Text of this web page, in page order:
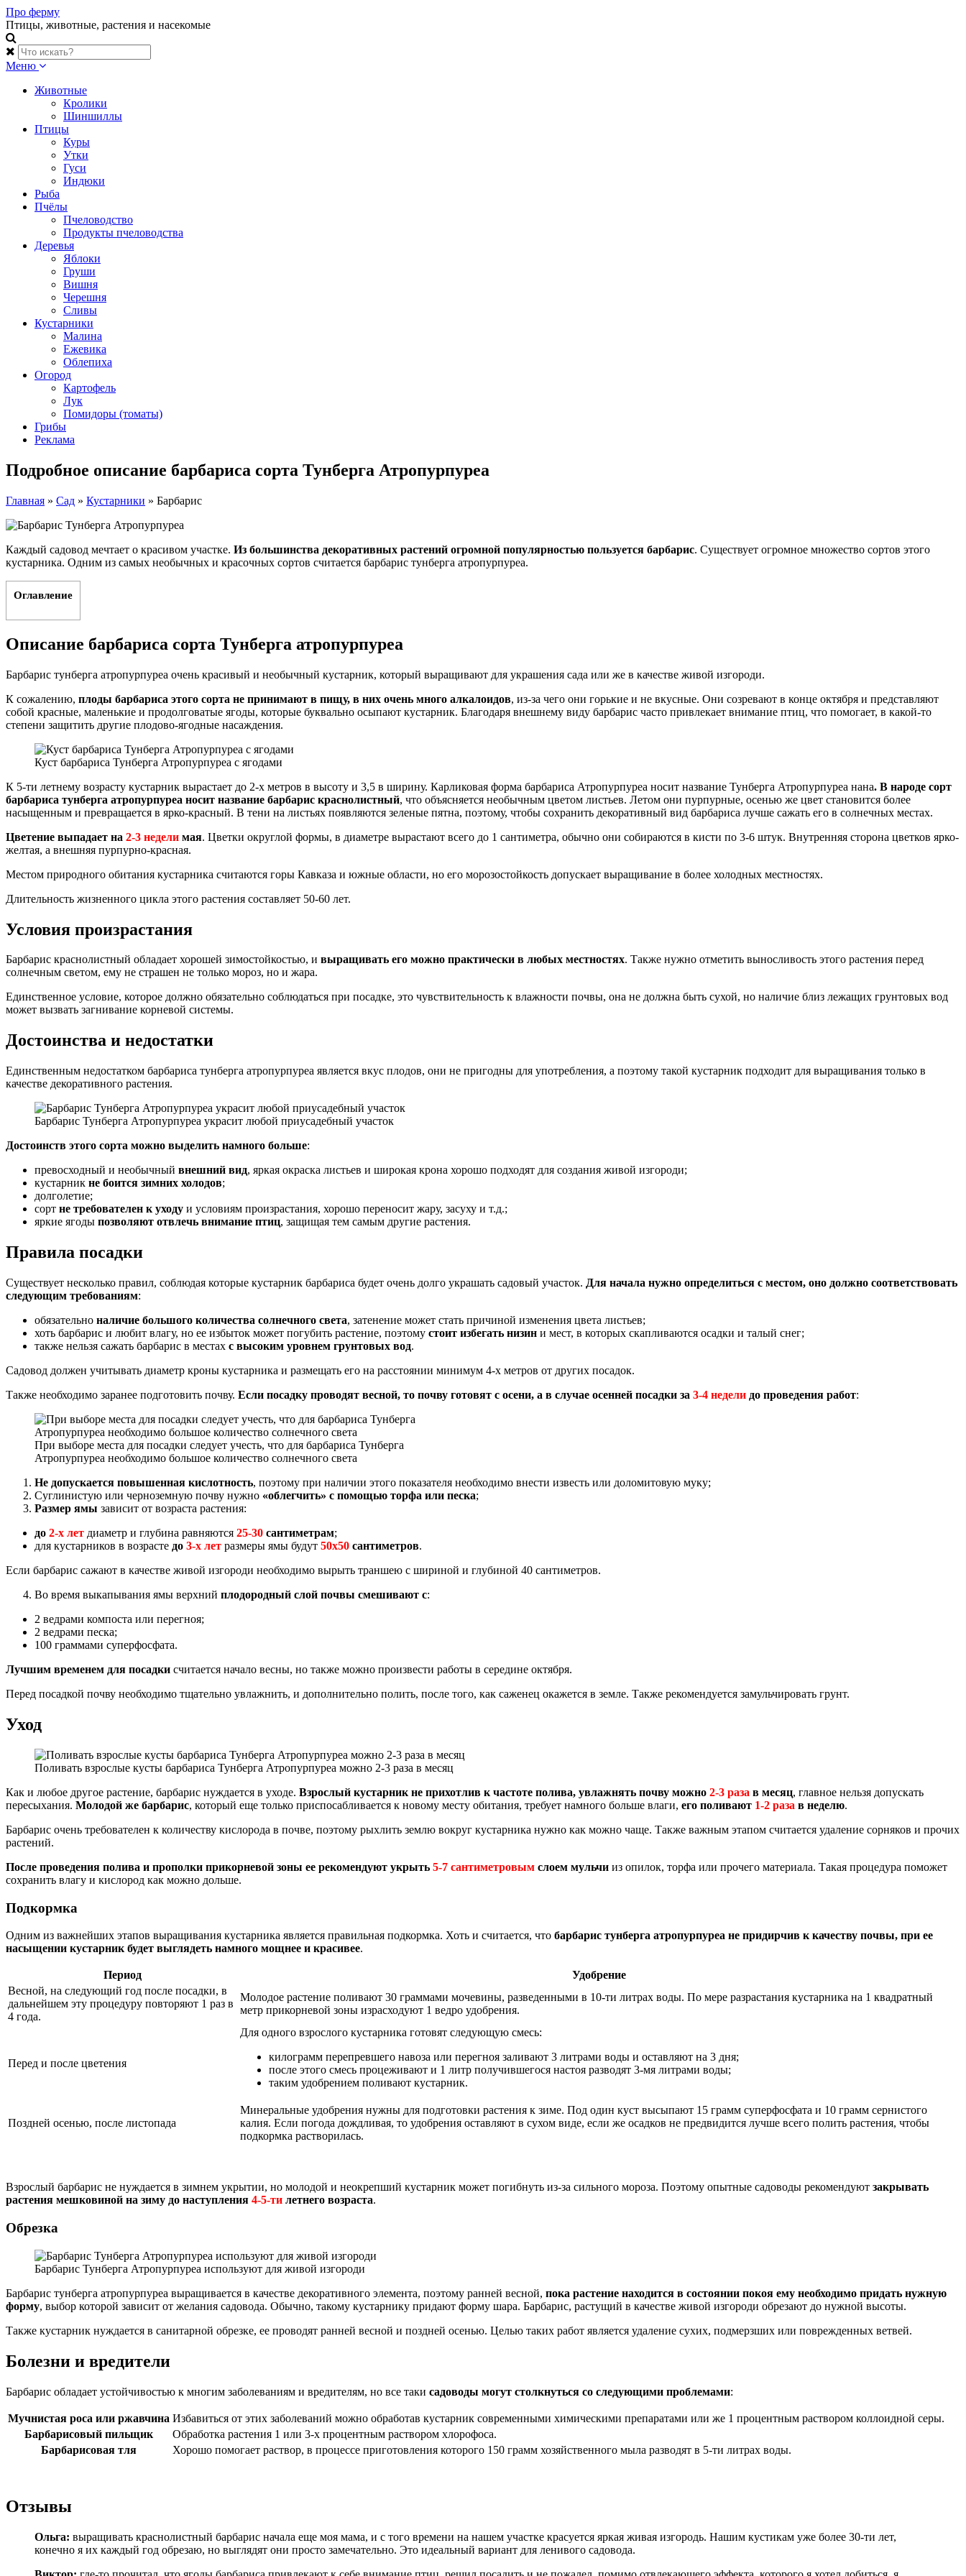
Skip
to
content
Про ферму
Птицы, животные, растения и насекомые
Меню
Животные
Кролики
Шиншиллы
Птицы
Куры
Утки
Гуси
Индюки
Рыба
Пчёлы
Пчеловодство
Продукты пчеловодства
Деревья
Яблоки
Груши
Вишня
Черешня
Сливы
Кустарники
Малина
Ежевика
Облепиха
Огород
Картофель
Лук
Помидоры (томаты)
Грибы
Реклама
Подробное описание барбариса сорта Тунберга Атропурпуреа
Главная » Сад » Кустарники » Барбарис
Каждый садовод мечтает о красивом участке. Из большинства декоративных растений огромной популярностью пользуется барбарис. Существует огромное множество сортов этого
кустарника. Одним из самых необычных и красочных сортов считается барбарис тунберга атропурпуреа.
Оглавление
Описание барбариса сорта Тунберга атропурпуреа
Барбарис тунберга атропурпуреа очень красивый и необычный кустарник, который выращивают для украшения сада или же в качестве живой изгороди.
К сожалению, плоды барбариса этого сорта не принимают в пищу, в них очень много алкалоидов, из-за чего они горькие и не вкусные. Они созревают в конце октября и представляют
собой красные, маленькие и продолговатые ягоды, которые буквально осыпают кустарник. Благодаря внешнему виду барбарис часто привлекает внимание птиц, что помогает, в какой-то
степени защитить другие плодово-ягодные насаждения.
Куст барбариса Тунберга Атропурпуреа с ягодами
К 5-ти летнему возрасту кустарник вырастает до 2-х метров в высоту и 3,5 в ширину. Карликовая форма барбариса Атропурпуреа носит название Тунберга Атропурпуреа нана. В народе сорт
барбариса тунберга атропурпуреа носит название барбарис краснолистный, что объясняется необычным цветом листьев. Летом они пурпурные, осенью же цвет становится более
насыщенным и превращается в ярко-красный. В тени на листьях появляются зеленые пятна, поэтому, чтобы сохранить декоративный вид барбариса лучше сажать его в солнечных местах.
Цветение выпадает на 2-3 недели мая. Цветки округлой формы, в диаметре вырастают всего до 1 сантиметра, обычно они собираются в кисти по 3-6 штук. Внутренняя сторона цветков ярко-
желтая, а внешняя пурпурно-красная.
Местом природного обитания кустарника считаются горы Кавказа и южные области, но его морозостойкость допускает выращивание в более холодных местностях.
Длительность жизненного цикла этого растения составляет 50-60 лет.
Условия произрастания
Барбарис краснолистный обладает хорошей зимостойкостью, и выращивать его можно практически в любых местностях. Также нужно отметить выносливость этого растения перед
солнечным светом, ему не страшен не только мороз, но и жара.
Единственное условие, которое должно обязательно соблюдаться при посадке, это чувствительность к влажности почвы, она не должна быть сухой, но наличие близ лежащих грунтовых вод
может вызвать загнивание корневой системы.
Достоинства и недостатки
Единственным недостатком барбариса тунберга атропурпуреа является вкус плодов, они не пригодны для употребления, а поэтому такой кустарник подходит для выращивания только в
качестве декоративного растения.
Барбарис Тунберга Атропурпуреа украсит любой приусадебный участок
Достоинств этого сорта можно выделить намного больше:
превосходный и необычный внешний вид, яркая окраска листьев и широкая крона хорошо подходят для создания живой изгороди;
кустарник не боится зимних холодов;
долголетие;
сорт не требователен к уходу и условиям произрастания, хорошо переносит жару, засуху и т.д.;
яркие ягоды позволяют отвлечь внимание птиц, защищая тем самым другие растения.
Правила посадки
Существует несколько правил, соблюдая которые кустарник барбариса будет очень долго украшать садовый участок. Для начала нужно определиться с местом, оно должно соответствовать
следующим требованиям:
обязательно наличие большого количества солнечного света, затенение может стать причиной изменения цвета листьев;
хоть барбарис и любит влагу, но ее избыток может погубить растение, поэтому стоит избегать низин и мест, в которых скапливаются осадки и талый снег;
также нельзя сажать барбарис в местах с высоким уровнем грунтовых вод.
Садовод должен учитывать диаметр кроны кустарника и размещать его на расстоянии минимум 4-х метров от других посадок.
Также необходимо заранее подготовить почву. Если посадку проводят весной, то почву готовят с осени, а в случае осенней посадки за 3-4 недели до проведения работ:
При выборе места для посадки следует учесть, что для барбариса Тунберга
Атропурпуреа необходимо большое количество солнечного света
Не допускается повышенная кислотность, поэтому при наличии этого показателя необходимо внести известь или доломитовую муку;
Суглинистую или черноземную почву нужно «облегчить» с помощью торфа или песка;
Размер ямы зависит от возраста растения:
до 2-х лет диаметр и глубина равняются 25-30 сантиметрам;
для кустарников в возрасте до 3-х лет размеры ямы будут 50х50 сантиметров.
Если барбарис сажают в качестве живой изгороди необходимо вырыть траншею с шириной и глубиной 40 сантиметров.
Во время выкапывания ямы верхний плодородный слой почвы смешивают с:
2 ведрами компоста или перегноя;
2 ведрами песка;
100 граммами суперфосфата.
Лучшим временем для посадки считается начало весны, но также можно произвести работы в середине октября.
Перед посадкой почву необходимо тщательно увлажнить, и дополнительно полить, после того, как саженец окажется в земле. Также рекомендуется замульчировать грунт.
Уход
Поливать взрослые кусты барбариса Тунберга Атропурпуреа можно 2-3 раза в месяц
Как и любое другое растение, барбарис нуждается в уходе. Взрослый кустарник не прихотлив к частоте полива, увлажнять почву можно 2-3 раза в месяц, главное нельзя допускать
пересыхания. Молодой же барбарис, который еще только приспосабливается к новому месту обитания, требует намного больше влаги, его поливают 1-2 раза в неделю.
Барбарис очень требователен к количеству кислорода в почве, поэтому рыхлить землю вокруг кустарника нужно как можно чаще. Также важным этапом считается удаление сорняков и прочих
растений.
После проведения полива и прополки прикорневой зоны ее рекомендуют укрыть 5-7 сантиметровым слоем мульчи из опилок, торфа или прочего материала. Такая процедура поможет
сохранить влагу и кислород как можно дольше.
Подкормка
Одним из важнейших этапов выращивания кустарника является правильная подкормка. Хоть и считается, что барбарис тунберга атропурпуреа не придирчив к качеству почвы, при ее
насыщении кустарник будет выглядеть намного мощнее и красивее.
Период
Удобрение
Весной, на следующий год после посадки, в
дальнейшем эту процедуру повторяют 1 раз в
4 года.
Молодое растение поливают 30 граммами мочевины, разведенными в 10-ти литрах воды. По мере разрастания кустарника на 1 квадратный
метр прикорневой зоны израсходуют 1 ведро удобрения.
Перед и после цветения
Для одного взрослого кустарника готовят следующую смесь:
килограмм перепревшего навоза или перегноя заливают 3 литрами воды и оставляют на 3 дня;
после этого смесь процеживают и 1 литр получившегося настоя разводят 3-мя литрами воды;
таким удобрением поливают кустарник.
Поздней осенью, после листопада
Минеральные удобрения нужны для подготовки растения к зиме. Под один куст высыпают 15 грамм суперфосфата и 10 грамм сернистого
калия. Если погода дождливая, то удобрения оставляют в сухом виде, если же осадков не предвидится лучше всего полить растения, чтобы
подкормка растворилась.
Взрослый барбарис не нуждается в зимнем укрытии, но молодой и неокрепший кустарник может погибнуть из-за сильного мороза. Поэтому опытные садоводы рекомендуют закрывать
растения мешковиной на зиму до наступления 4-5-ти летнего возраста.
Обрезка
Барбарис Тунберга Атропурпуреа используют для живой изгороди
Барбарис тунберга атропурпуреа выращивается в качестве декоративного элемента, поэтому ранней весной, пока растение находится в состоянии покоя ему необходимо придать нужную
форму, выбор которой зависит от желания садовода. Обычно, такому кустарнику придают форму шара. Барбарис, растущий в качестве живой изгороди обрезают до нужной высоты.
Также кустарник нуждается в санитарной обрезке, ее проводят ранней весной и поздней осенью. Целью таких работ является удаление сухих, подмерзших или поврежденных ветвей.
Болезни и вредители
Барбарис обладает устойчивостью к многим заболеваниям и вредителям, но все таки садоводы могут столкнуться со следующими проблемами:
Мучнистая роса или ржавчина Избавиться от этих заболеваний можно обработав кустарник современными химическими препаратами или же 1 процентным раствором коллоидной серы.
Барбарисовый пильщик
Обработка растения 1 или 3-х процентным раствором хлорофоса.
Барбарисовая тля
Хорошо помогает раствор, в процессе приготовления которого 150 грамм хозяйственного мыла разводят в 5-ти литрах воды.
Отзывы
Ольга: выращивать краснолистный барбарис начала еще моя мама, и с того времени на нашем участке красуется яркая живая изгородь. Нашим кустикам уже более 30-ти лет,
конечно я их каждый год обрезаю, но выглядят они просто замечательно. Это идеальный вариант для ленивого садовода.